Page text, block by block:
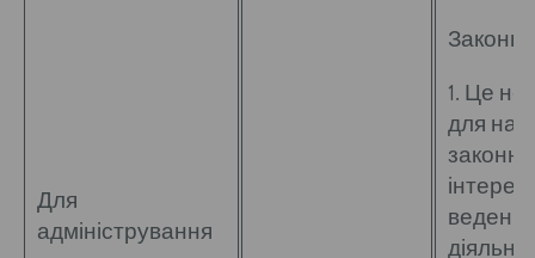
Для
адміністрування
1. Це
для